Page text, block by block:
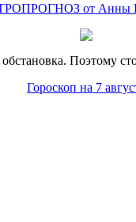
от Анны
Поэтому
Гороскоп на 7